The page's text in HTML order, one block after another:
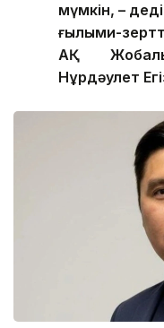
мүмкін, –
ғылыми-
АҚ
Нұрдәулет